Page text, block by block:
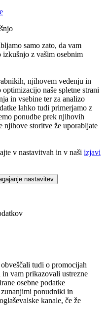
samo zato, da vam
z vašim osebnim
njihovem vedenju in
naše spletne strani
in vsebine ter za analizo
lahko tudi primerjamo z
ponudbe prek njihovih
njihove storitve že uporabljate
v nastavitvah in v naši izjavi
nastavitev
tudi o promocijah
in vam prikazovali ustrezne
osebne podatke
ponudniki in
kanale, če že